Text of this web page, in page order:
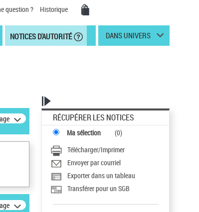
question ? Historique
NOTICES D'AUTORITÉ DANS UNIVERS
RÉCUPÉRER LES NOTICES
Ma sélection (0)
Télécharger/Imprimer
Envoyer par courriel
Exporter dans un tableau
Transférer pour un SGB